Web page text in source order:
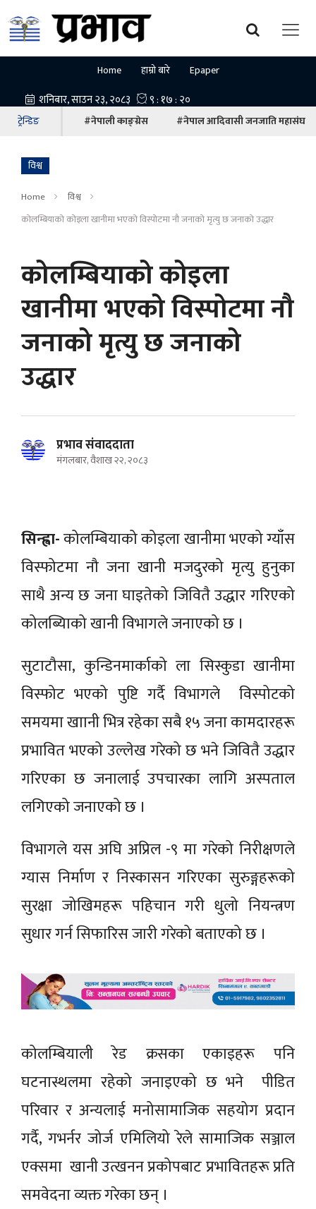
Home हाम्रो बारे Epaper
ट्रेन्डिङ #नेपाली काङ्ग्रेस #नेपाल आदिवासी जनजाति महासंघ
विश्व
Home
विश्व
कोलम्बियाको कोइला खानीमा भएको विस्पोटमा नौ जनाको मृत्यु छ जनाको उद्धार
कोलम्बियाको कोइला
खानीमा भएको विस्पोटमा नौ
जनाको मृत्यु छ जनाको
उद्धार
प्रभाव संवाददाता
मंगलबार, वैशाख २२, २०८३
सिन्ह्वा-कोलम्बियाको कोइला खानीमा भएको ग्याँस
विस्फोटमा नौ जना खानी मजदुरको मृत्यु हुनुका
साथै अन्य छ जना घाइतेको जिवितै उद्धार गरिएको
कोलब्यिाको खानी विभागले जनाएको छ ।
सुटाटौसा, कुन्डिनमार्काको ला सिस्कुडा खानीमा
विस्फोट भएको पुष्टि गर्दै विभागले विस्पोटको
समयमा खाानी भित्र रहेका सबै १५ जना कामदारहरू
प्रभावित भएको उल्लेख गरेको छ भने जिवितै उद्धार
गरिएका छ जनालाई उपचारका लागि अस्पताल
लगिएको जनाएको छ ।
विभागले यस अघि अप्रिल -९ मा गरेको निरीक्षणले
ग्यास निर्माण र निस्कासन गरिएका सुरुङ्गहरूको
सुरक्षा जोखिमहरू पहिचान गरी धुलो नियन्त्रण
सुधार गर्न सिफारिस जारी गरेको बताएको छ ।
कोलम्बियाली रेड क्रसका एकाइहरू पनि
घटनास्थलमा रहेको जनाइएको छ भने पीडित
परिवार र अन्यलाई मनोसामाजिक सहयोग प्रदान
गर्दै, गभर्नर जोर्ज एमिलियो रेले सामाजिक सञ्जाल
एक्समा खानी उत्खनन प्रकोपबाट प्रभावितहरू प्रति
समवेदना व्यक्त गरेका छन् ।